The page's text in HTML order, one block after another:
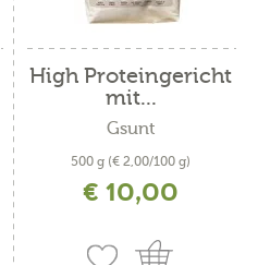
High Proteingericht
mit...
Gsunt
500 g (€ 2,00/100 g)
€ 10,00